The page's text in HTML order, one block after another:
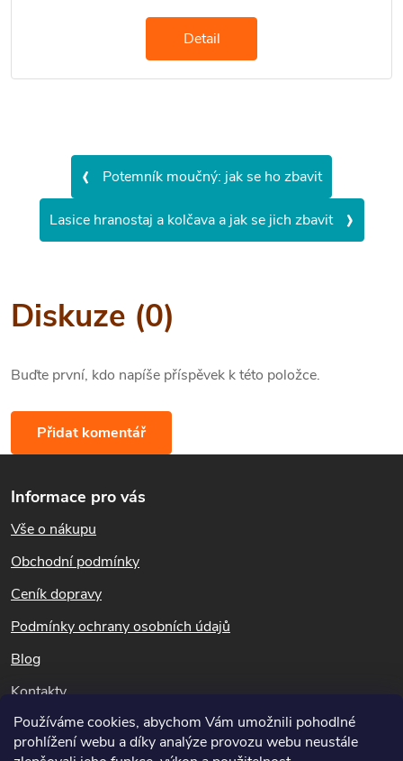
Používáme cookies, abychom Vám umožnili pohodlné
prohlížení webu a díky analýze provozu webu neustále
Detail
‹ Potemník moučný: jak se ho zbavit
Lasice hranostaj a kolčava a jak se jich zbavit ›
Diskuze (0)
Buďte první, kdo napíše příspěvek k této položce.
Přidat komentář
á
p
a
Informace pro vás
Vše o nákupu
Obchodní podmínky
Ceník dopravy
Podmínky ochrany osobních údajů
Blog
Kontakty
Dotazy k objednávkám